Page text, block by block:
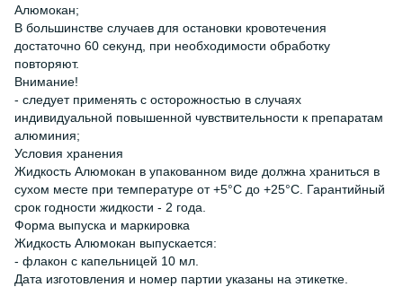
Алюмокан;
В большинстве случаев для остановки кровотечения
достаточно 60 секунд, при необходимости обработку
повторяют.
Внимание!
- следует применять с осторожностью в случаях
индивидуальной повышенной чувствительности к препаратам
алюминия;
Условия хранения
Жидкость Алюмокан в упакованном виде должна храниться в
сухом месте при температуре от +5°С до +25°С. Гарантийный
срок годности жидкости - 2 года.
Форма выпуска и маркировка
Жидкость Алюмокан выпускается:
- флакон с капельницей 10 мл.
Дата изготовления и номер партии указаны на этикетке.